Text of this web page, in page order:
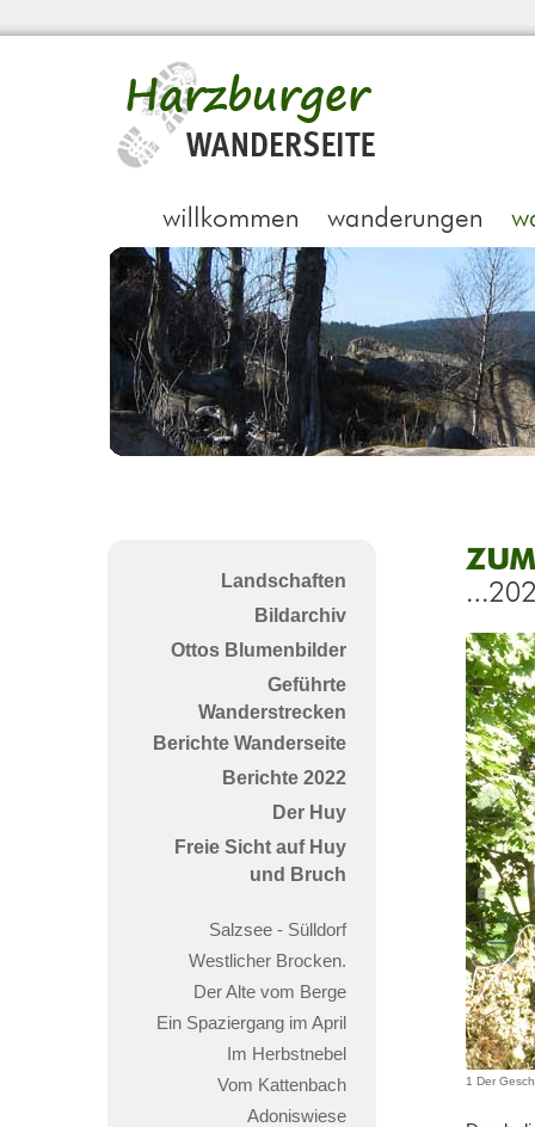
Landschaften
Bildarchiv
Ottos Blumenbilder
Geführte
Wanderstrecken
Berichte Wanderseite
Berichte 2022
Der Huy
Freie Sicht auf Huy
und Bruch
Salzsee - Sülldorf
Westlicher Brocken.
Der Alte vom Berge
Ein Spaziergang im April
Im Herbstnebel
Vom Kattenbach
Adoniswiese
Zum
1 Der